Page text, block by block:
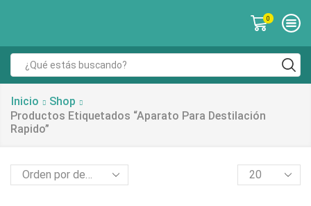
0
Inicio
Shop
Productos Etiquetados “aparato Para Destilación
Rapido”